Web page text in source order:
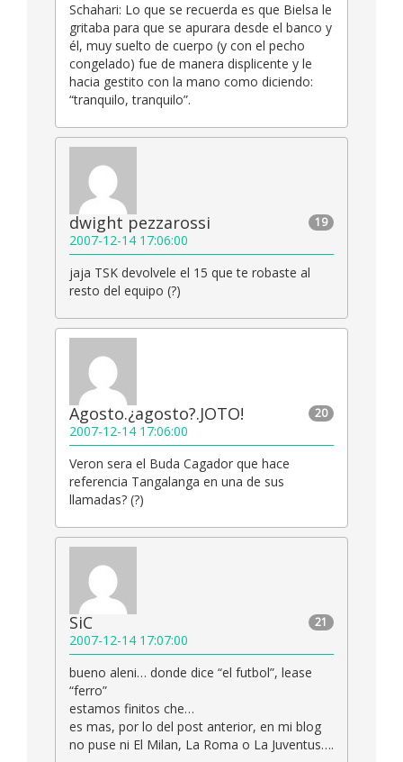
Schahari: Lo que se recuerda es que Bielsa le
gritaba para que se apurara desde el banco y
él, muy suelto de cuerpo (y con el pecho
congelado) fue de manera displicente y le
hacia gestito con la mano como diciendo:
“tranquilo, tranquilo”.
19
dwight pezzarossi
2007-12-14 17:06:00
jaja TSK devolvele el 15 que te robaste al
resto del equipo (?)
20
Agosto.¿agosto?.JOTO!
2007-12-14 17:06:00
Veron sera el Buda Cagador que hace
referencia Tangalanga en una de sus
llamadas? (?)
21
SiC
2007-12-14 17:07:00
bueno aleni… donde dice “el futbol”, lease
“ferro”
estamos finitos che…
es mas, por lo del post anterior, en mi blog
no puse ni El Milan, La Roma o La Juventus….